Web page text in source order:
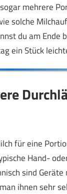
mehrere
solche
du am Ende
ein Stück
für eine
Hand-
sind
ihnen sehr